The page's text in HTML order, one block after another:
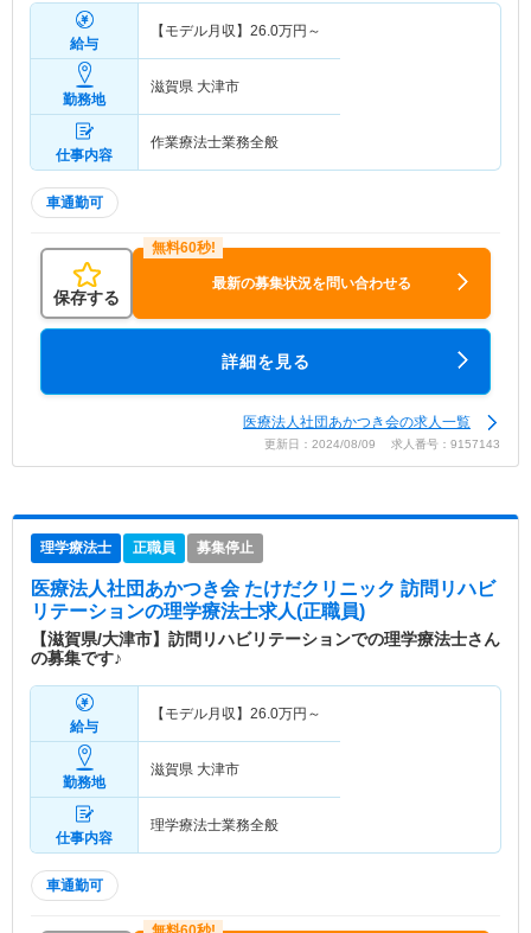
給与
【モデル月収】 26.0万円～
勤務地
滋賀県 大津市
仕事内容
作業療法士業務全般
車通勤可
保存する
最新の募集状況を問い合わせる
詳細を見る
医療法人社団あかつき会の求人一覧
更新日：2024/08/09 求人番号：9157143
理学療法士 正職員 募集停止
医療法人社団あかつき会 たけだクリニック 訪問リハビ
リテーションの理学療法士求人(正職員)
【滋賀県/大津市】訪問リハビリテーションでの理学療法士さん
の募集です♪
給与
【モデル月収】 26.0万円～
勤務地
滋賀県 大津市
仕事内容
理学療法士業務全般
車通勤可